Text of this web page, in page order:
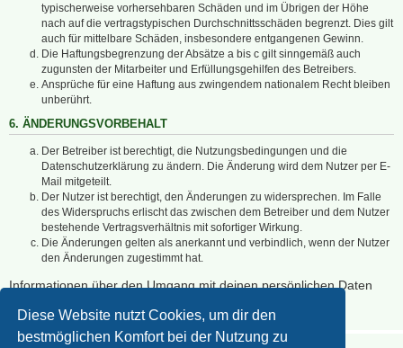
Diese Website nutzt Cookies, um dir den
bestmöglichen Komfort bei der Nutzung zu
typischerweise vorhersehbaren Schäden und im Übrigen der Höhe
nach auf die vertragstypischen Durchschnittsschäden begrenzt. Dies gilt
auch für mittelbare Schäden, insbesondere entgangenen Gewinn.
Die Haftungsbegrenzung der Absätze a bis c gilt sinngemäß auch
zugunsten der Mitarbeiter und Erfüllungsgehilfen des Betreibers.
Ansprüche für eine Haftung aus zwingendem nationalem Recht bleiben
unberührt.
6. ÄNDERUNGSVORBEHALT
Der Betreiber ist berechtigt, die Nutzungsbedingungen und die
Datenschutzerklärung zu ändern. Die Änderung wird dem Nutzer per E-
Mail mitgeteilt.
Der Nutzer ist berechtigt, den Änderungen zu widersprechen. Im Falle
des Widerspruchs erlischt das zwischen dem Betreiber und dem Nutzer
bestehende Vertragsverhältnis mit sofortiger Wirkung.
Die Änderungen gelten als anerkannt und verbindlich, wenn der Nutzer
den Änderungen zugestimmt hat.
Informationen über den Umgang mit deinen persönlichen Daten